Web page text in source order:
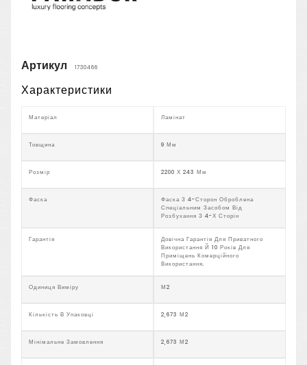
Артикул 1730466
Характеристики
Матеріал Ламінат
Товщина 9 Мм
Розмір 2200 Х 243 Мм
Фаска
Фаска З 4-Сторон Оброблена
Спеціальним Засобом Від
Розбухання З 4-Х Сторін
Гарантія
Довічна Гарантія Для Приватного
Використання Й 10 Років Для
Приміщень Комерційного
Використання.
Одиниця Виміру М2
Кількість В Упаковці 2,673 М2
Мінімальне Замовлення 2,673 М2